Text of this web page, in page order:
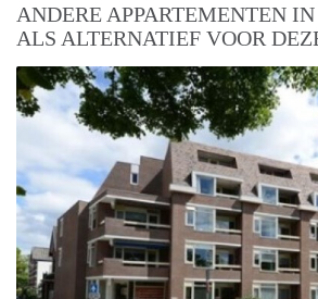
ANDERE APPARTEMENTEN IN
ALS ALTERNATIEF VOOR